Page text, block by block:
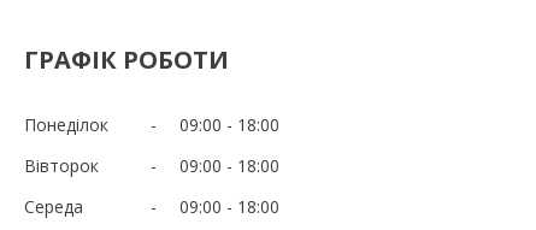
ГРАФІК РОБОТИ
Понеділок 09:00
18:00
Вівторок
09:00
18:00
Середа
09:00
18:00